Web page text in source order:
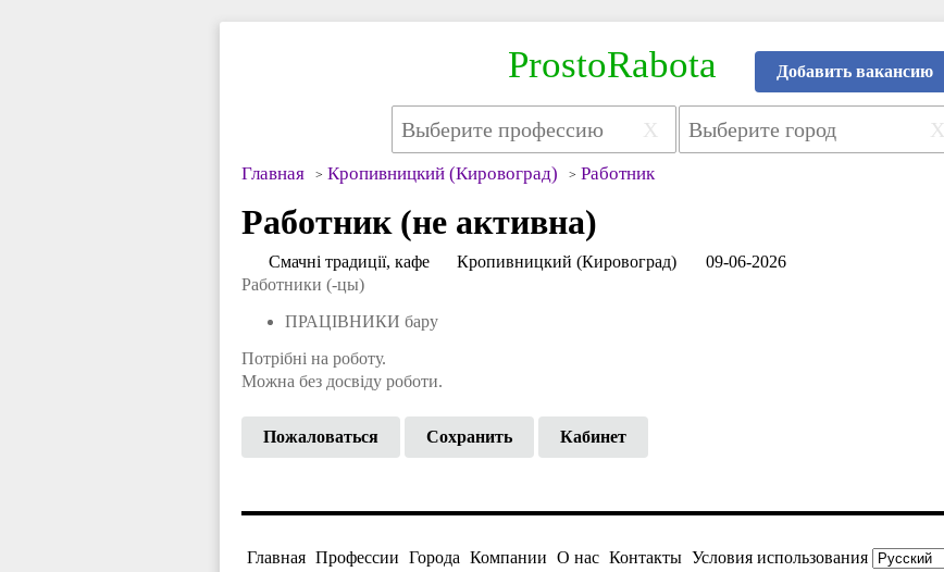
ProstoRabota Добавить вакансию
X X
Главная Кропивницкий (Кировоград) Работник
Работник (не активна)
Смачні традиції, кафе Кропивницкий (Кировоград)
09-06-2026
Работники (-цы)
ПРАЦІВНИКИ бару
Потрібні на роботу.
Можна без досвіду роботи.
Пожаловаться Сохранить Кабинет
Главная Профессии Города Компании О нас Контакты Условия использования